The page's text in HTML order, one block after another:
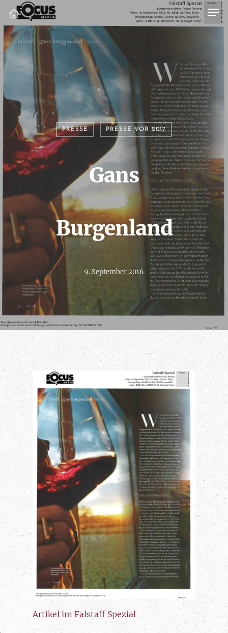
PRESSE PRESSE VOR 2017
Gans
Burgenland
9. September 2016
Artikel im Falstaff Spezial